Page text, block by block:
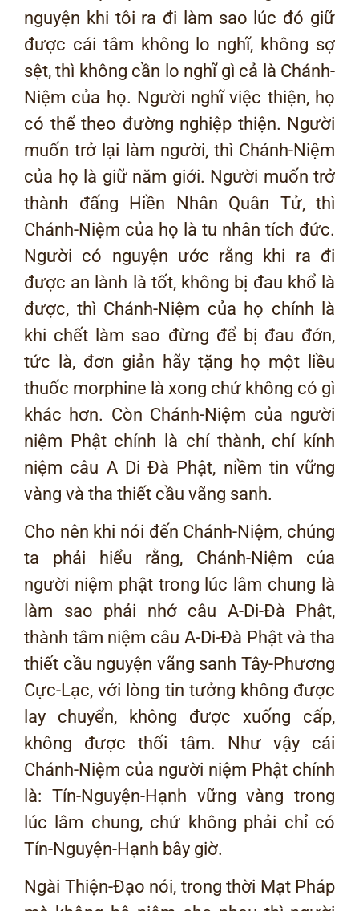
nguyện khi tôi ra đi làm sao lúc đó giữ
được cái tâm không lo nghĩ, không sợ
sệt, thì không cần lo nghĩ gì cả là Chánh-
Niệm của họ. Người nghĩ việc thiện, họ
có thể theo đường nghiệp thiện. Người
muốn trở lại làm người, thì Chánh-Niệm
của họ là giữ năm giới. Người muốn trở
thành đấng Hiền Nhân Quân Tử, thì
Chánh-Niệm của họ là tu nhân tích đức.
Người có nguyện ước rằng khi ra đi
được an lành là tốt, không bị đau khổ là
được, thì Chánh-Niệm của họ chính là
khi chết làm sao đừng để bị đau đớn,
tức là, đơn giản hãy tặng họ một liều
thuốc morphine là xong chứ không có gì
khác hơn. Còn Chánh-Niệm của người
niệm Phật chính là chí thành, chí kính
niệm câu A Di Đà Phật, niềm tin vững
vàng và tha thiết cầu vãng sanh.
Cho nên khi nói đến Chánh-Niệm, chúng
ta phải hiểu rằng, Chánh-Niệm của
người niệm phật trong lúc lâm chung là
làm sao phải nhớ câu A-Di-Đà Phật,
thành tâm niệm câu A-Di-Đà Phật và tha
thiết cầu nguyện vãng sanh Tây-Phương
Cực-Lạc, với lòng tin tưởng không được
lay chuyển, không được xuống cấp,
không được thối tâm. Như vậy cái
Chánh-Niệm của người niệm Phật chính
là: Tín-Nguyện-Hạnh vững vàng trong
lúc lâm chung, chứ không phải chỉ có
Tín-Nguyện-Hạnh bây giờ.
Ngài Thiện-Đạo nói, trong thời Mạt Pháp